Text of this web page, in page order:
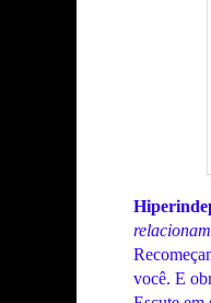
você. E